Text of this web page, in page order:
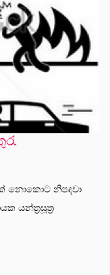
නොකොට නිපදවා
යන්ත්‍රසූත්‍ර